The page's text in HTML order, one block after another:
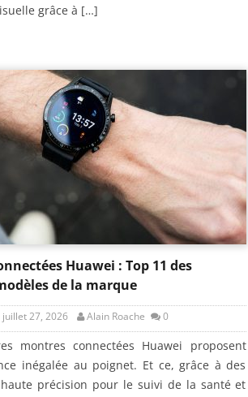
grâce à […]
Huawei : Top 11 des
de la marque
juillet 27, 2026 Alain Roache 0
montres connectées Huawei proposent
inégalée au poignet. Et ce, grâce à des
précision pour le suivi de la santé et